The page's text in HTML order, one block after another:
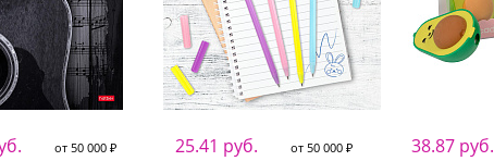
от 50 000 ₽ 25.41 руб. от 50 000 ₽ 38.87 руб.